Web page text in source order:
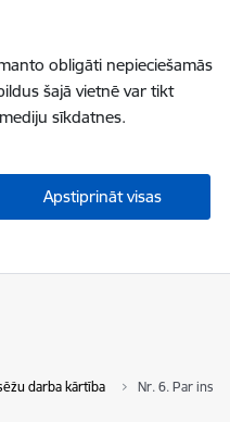
obligāti nepieciešamās
šajā vietnē var tikt
sīkdatnes.
Apstiprināt visas
darba kārtība Nr. 6. Par